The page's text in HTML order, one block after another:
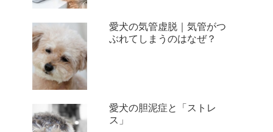
愛犬の気管虚脱｜気管がつ
ぶれてしまうのはなぜ？
愛犬の胆泥症と「ストレ
ス」